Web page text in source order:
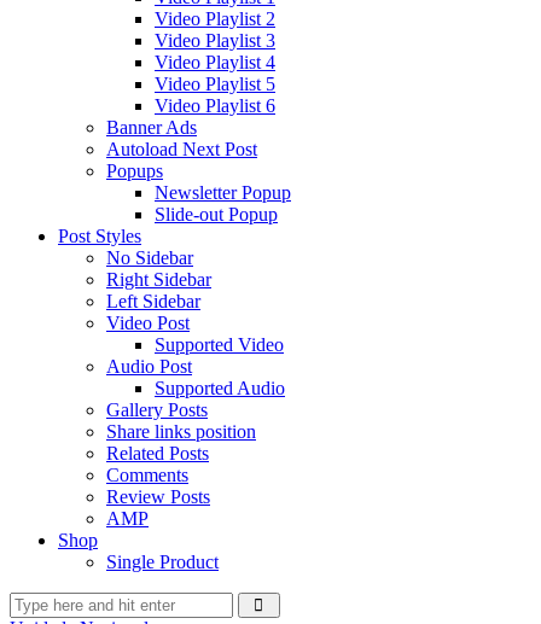
Video Playlist 2
Video Playlist 3
Video Playlist 4
Video Playlist 5
Video Playlist 6
Banner Ads
Autoload Next Post
Popups
Newsletter Popup
Slide-out Popup
Post Styles
No Sidebar
Right Sidebar
Left Sidebar
Video Post
Supported Video
Audio Post
Supported Audio
Gallery Posts
Share links position
Related Posts
Comments
Review Posts
AMP
Shop
Single Product